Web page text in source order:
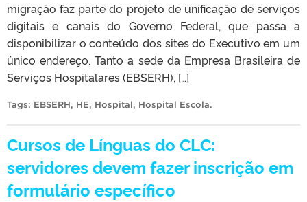
migração faz parte do projeto de unificação de serviços
digitais e canais do Governo Federal, que passa a
disponibilizar o conteúdo dos sites do Executivo em um
único endereço. Tanto a sede da Empresa Brasileira de
Serviços Hospitalares (EBSERH), […]
Tags: EBSERH, HE, Hospital, Hospital Escola.
Cursos de Línguas do CLC:
servidores devem fazer inscrição em
formulário específico